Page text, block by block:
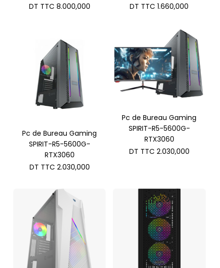
DT TTC 8.000,000
DT TTC 1.660,000
Pc de Bureau Gaming
SPIRIT-R5-5600G-
RTX3060
DT TTC 2.030,000
Pc de Bureau Gaming
SPIRIT-R5-5600G-
RTX3060
DT TTC 2.030,000